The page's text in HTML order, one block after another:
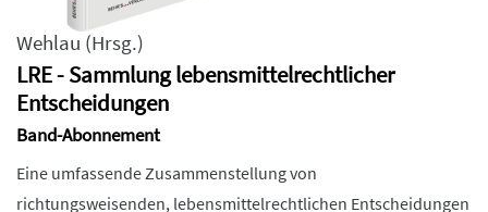
Wehlau (Hrsg.)
LRE - Sammlung lebensmittelrechtlicher
Entscheidungen
Band-Abonnement
Eine umfassende Zusammenstellung von
richtungsweisenden, lebensmittelrechtlichen Entscheidungen